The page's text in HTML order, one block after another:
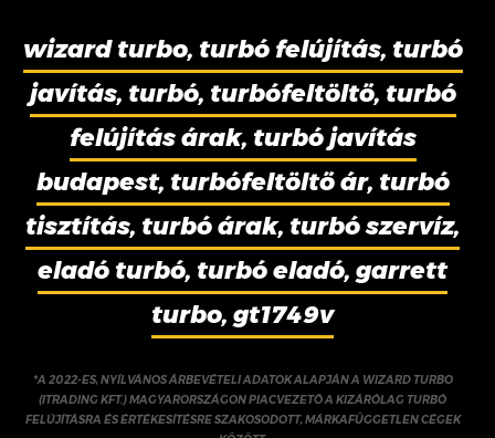
wizard turbo, turbó felújítás, turbó
javítás, turbó, turbófeltöltő, turbó
felújítás árak, turbó javítás
budapest, turbófeltöltő ár, turbó
tisztítás, turbó árak, turbó szervíz,
eladó turbó, turbó eladó, garrett
turbo, gt1749v
*A 2022-ES, NYÍLVÁNOS ÁRBEVÉTELI ADATOK ALAPJÁN A WIZARD TURBO
(ITRADING KFT.) MAGYARORSZÁGON PIACVEZETŐ A KIZÁRÓLAG TURBÓ
FELÚJÍTÁSRA ÉS ÉRTÉKESÍTÉSRE SZAKOSODOTT, MÁRKAFÜGGETLEN CÉGEK